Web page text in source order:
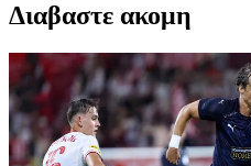
Διαβαστε ακομη